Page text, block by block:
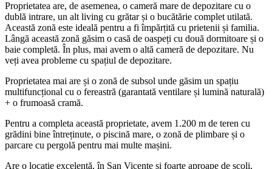
Proprietatea are, de asemenea, o cameră mare de depozitare cu o
dublă intrare, un alt living cu grătar și o bucătărie complet utilată.
Această zonă este ideală pentru a fi împărțită cu prietenii și familia.
Lângă această zonă găsim o casă de oaspeți cu două dormitoare și o
baie completă. În plus, mai avem o altă cameră de depozitare. Nu
veți avea probleme cu spațiul de depozitare.
Proprietatea mai are și o zonă de subsol unde găsim un spațiu
multifuncțional cu o fereastră (garantată ventilare și lumină naturală)
+ o frumoasă cramă.
Pentru a completa această proprietate, avem 1.200 m de teren cu
grădini bine întreținute, o piscină mare, o zonă de plimbare și o
parcare cu pergolă pentru mai multe mașini.
Are o locație excelentă, în San Vicente și foarte aproape de școli,